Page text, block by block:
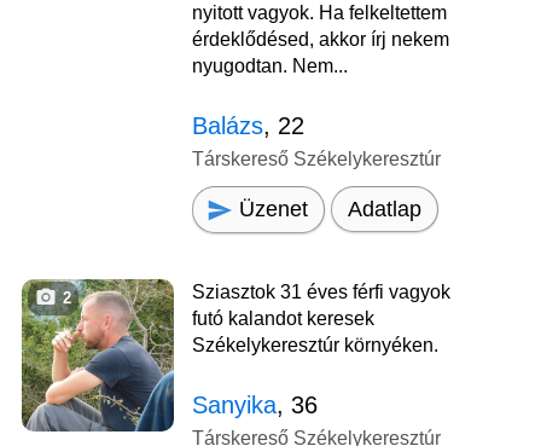
nyitott vagyok. Ha felkeltettem
érdeklődésed, akkor írj nekem
nyugodtan. Nem...
Balázs, 22
Társkereső Székelykeresztúr
Üzenet Adatlap
2
Sziasztok 31 éves férfi vagyok
futó kalandot keresek
Székelykeresztúr környéken.
Sanyika, 36
Társkereső Székelykeresztúr